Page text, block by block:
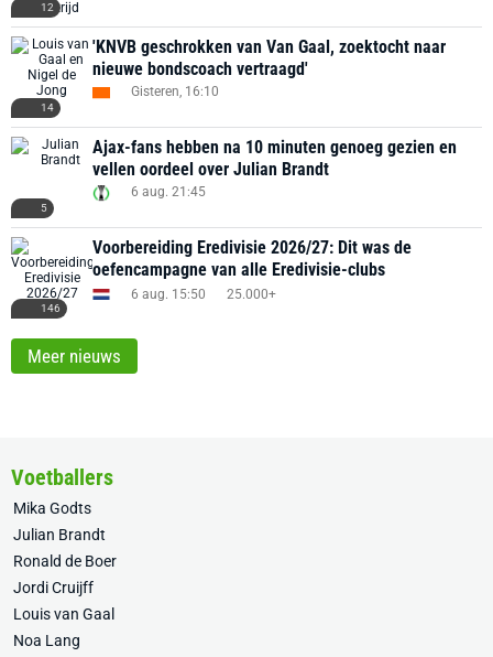
12
14
'KNVB geschrokken van Van Gaal, zoektocht naar
nieuwe bondscoach vertraagd'
Gisteren, 16:10
5
Ajax-fans hebben na 10 minuten genoeg gezien en
vellen oordeel over Julian Brandt
6 aug. 21:45
146
Voorbereiding Eredivisie 2026/27: Dit was de
oefencampagne van alle Eredivisie-clubs
6 aug. 15:50 25.000+
Meer nieuws
Voetballers
Mika Godts
Julian Brandt
Ronald de Boer
Jordi Cruijff
Louis van Gaal
Noa Lang